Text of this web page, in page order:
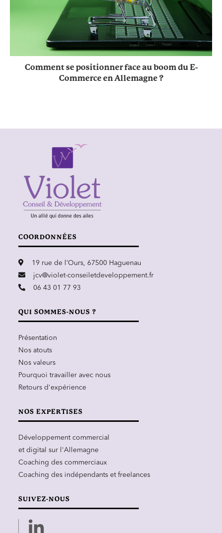
Comment se positionner face au boom du E-
Commerce en Allemagne ?
COORDONNÉES
19 rue de l’Ours, 67500 Haguenau
jcv@violet-conseiletdeveloppement.fr
06 43 01 77 93
QUI SOMMES-NOUS ?
Présentation
Nos atouts
Nos valeurs
Pourquoi travailler avec nous
Retours d'expérience
NOS EXPERTISES
Développement commercial
et digital sur l'Allemagne
Coaching des commerciaux
Coaching des indépendants et freelances
SUIVEZ-NOUS